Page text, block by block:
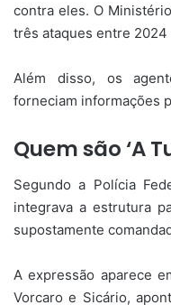
contra eles. O
três ataques entre 2024
Além disso, os
forneciam informações
Quem são ‘A
Segundo a Polícia
integrava a estrutura
supostamente
A expressão aparece
Vorcaro e Sicário,